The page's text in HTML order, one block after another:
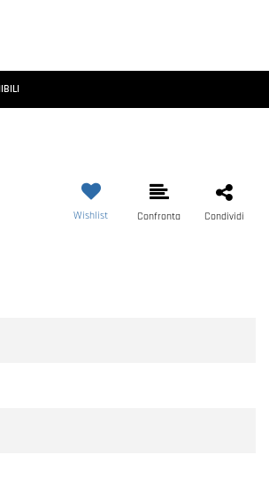
Wishlist Confronta Condividi